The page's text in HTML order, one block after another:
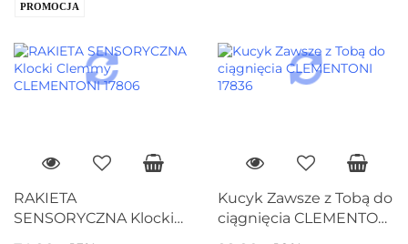
PROMOCJA
RAKIETA
SENSORYCZNA Klocki
Kucyk Zawsze z Tobą do
ciągnięcia CLEMENTONI